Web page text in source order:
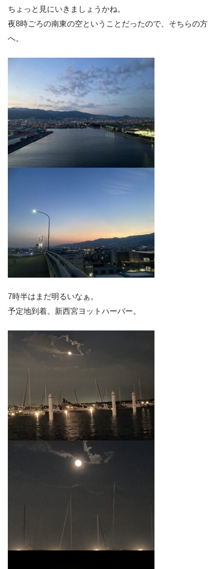
ちょっと見にいきましょうかね。
夜8時ごろの南東の空ということだったので、そちらの方
へ。
7時半はまだ明るいなぁ。
予定地到着。新西宮ヨットハーバー。